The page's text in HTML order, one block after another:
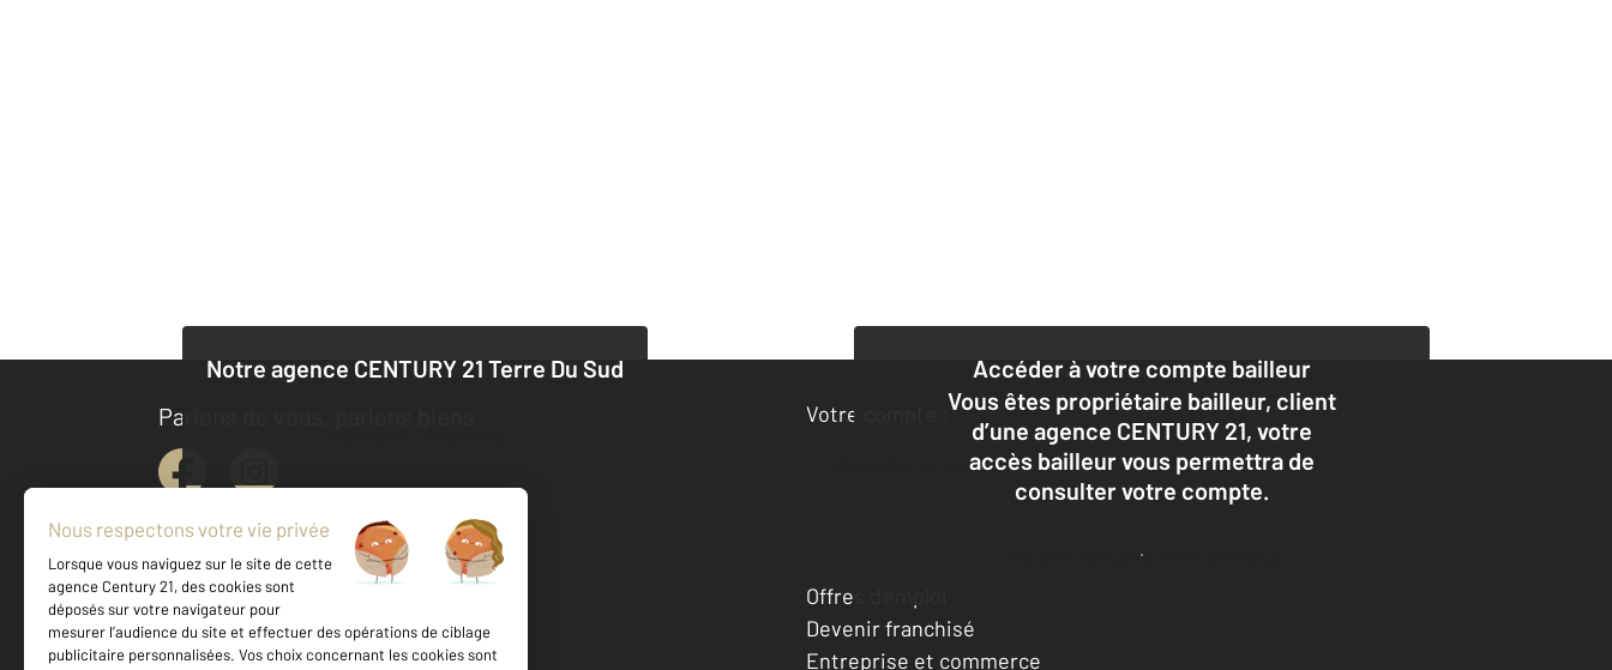
Notre agence CENTURY 21 Terre Du Sud
Accéder à votre compte bailleur
Vous êtes propriétaire bailleur, client
d’une agence CENTURY 21, votre
accès bailleur vous permettra de
consulter votre compte.
Me connecter à mon compte
Parlons de vous, parlons biens
Votre compte :
Accéder à mon compte
Offres d'emploi
Devenir franchisé
Entreprise et commerce